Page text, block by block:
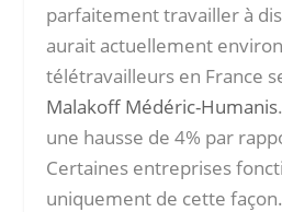
parfaitement travailler à
aurait actuellement
télétravailleurs en France
Malakoff Médéric-Humanis
une hausse de 4% par
Certaines entreprises
uniquement de cette